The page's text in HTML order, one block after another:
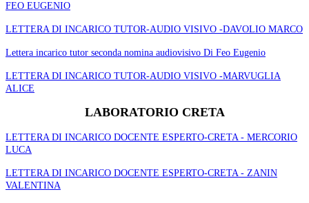
FEO EUGENIO
LETTERA DI INCARICO TUTOR-AUDIO VISIVO -DAVOLIO MARCO
Lettera incarico tutor seconda nomina audiovisivo Di Feo Eugenio
LETTERA DI INCARICO TUTOR-AUDIO VISIVO -MARVUGLIA
ALICE
LABORATORIO CRETA
LETTERA DI INCARICO DOCENTE ESPERTO-CRETA - MERCORIO
LUCA
LETTERA DI INCARICO DOCENTE ESPERTO-CRETA - ZANIN
VALENTINA